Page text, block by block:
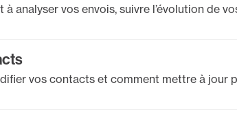
à analyser vos envois, suivre l’évolution de
vos contacts et comment mettre à jour